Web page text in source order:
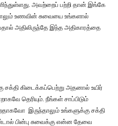
அவற்றைப் பற்றி தான் இங்கே
உணவின் சுவையை உங்களால்
அதிலிருந்தே இந்த அதிகாரத்தை
சக்தி கிடைக்கப்பெற்று அதனால் உயிர்
தெரியும். நீங்கள் சாப்பிடும்
இருந்தாலும் உங்களுக்கு சக்தி
பின்பு சுவைக்கு என்ன தேவை